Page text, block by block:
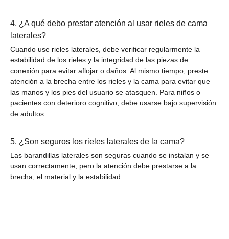
4. ¿A qué debo prestar atención al usar rieles de cama
laterales?
Cuando use rieles laterales, debe verificar regularmente la
estabilidad de los rieles y la integridad de las piezas de
conexión para evitar aflojar o daños. Al mismo tiempo, preste
atención a la brecha entre los rieles y la cama para evitar que
las manos y los pies del usuario se atasquen. Para niños o
pacientes con deterioro cognitivo, debe usarse bajo supervisión
de adultos.
5. ¿Son seguros los rieles laterales de la cama?
Las barandillas laterales son seguras cuando se instalan y se
usan correctamente, pero la atención debe prestarse a la
brecha, el material y la estabilidad.